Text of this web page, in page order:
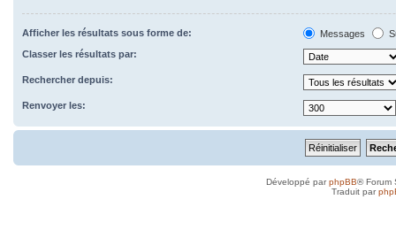
Afficher les résultats sous forme de: Messages
Classer les résultats par:
Rechercher depuis:
Renvoyer les:
Développé parphpBB® Forum
Traduit par